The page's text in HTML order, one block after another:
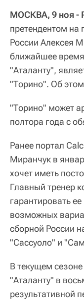
МОСКВА, 9 ноя -
претендентом на
России Алексея
ближайшее время
"Аталанту",
"Торино". Об
"Торино" может
полтора года с
Ранее портал
Миранчук в
хочет иметь
Главный тренер
гарантировать
возможных
сборной России
"Сассуоло" и
В текущем
"Аталанту" в
результативной